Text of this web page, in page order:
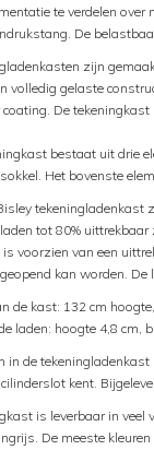
te verdelen
De
zijn
volledig gelaste
De
bestaat uit drie
Het bovenste
tekeningladenkast
tot 80%
is voorzien van een
kan worden.
de kast: 132 cm
laden: hoogte 4,8 cm,
in de
kent.
is leverbaar in veel
De meeste